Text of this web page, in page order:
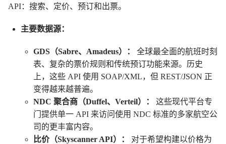
API：搜索、定价、预订和出票。
主要数据源：
GDS（Sabre、Amadeus）：
全球最全面的航班时刻
表、复杂的票价规则和传统预订功能来源。历史
上，这些 API 使用 SOAP/XML，但 REST/JSON 正
变得越来越普遍。
NDC 聚合商（Duffel、Verteil）：
这些现代平台专
门提供单一 API 来访问使用 NDC 标准的多家航空公
司的更丰富内容。
比价（Skyscanner API）：
对于希望构建以价格为